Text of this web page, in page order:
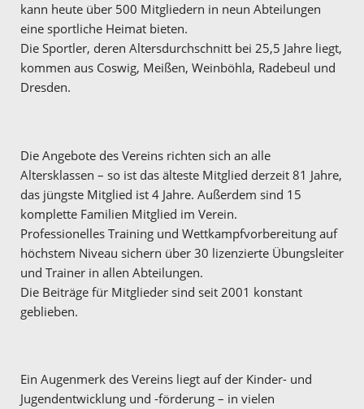
kann heute über 500 Mitgliedern in neun Abteilungen
eine sportliche Heimat bieten.
Die Sportler, deren Altersdurchschnitt bei 25,5 Jahre liegt,
kommen aus Coswig, Meißen, Weinböhla, Radebeul und
Dresden.
Die Angebote des Vereins richten sich an alle
Altersklassen – so ist das älteste Mitglied derzeit 81 Jahre,
das jüngste Mitglied ist 4 Jahre. Außerdem sind 15
komplette Familien Mitglied im Verein.
Professionelles Training und Wettkampfvorbereitung auf
höchstem Niveau sichern über 30 lizenzierte Übungsleiter
und Trainer in allen Abteilungen.
Die Beiträge für Mitglieder sind seit 2001 konstant
geblieben.
Ein Augenmerk des Vereins liegt auf der Kinder- und
Jugendentwicklung und -förderung – in vielen